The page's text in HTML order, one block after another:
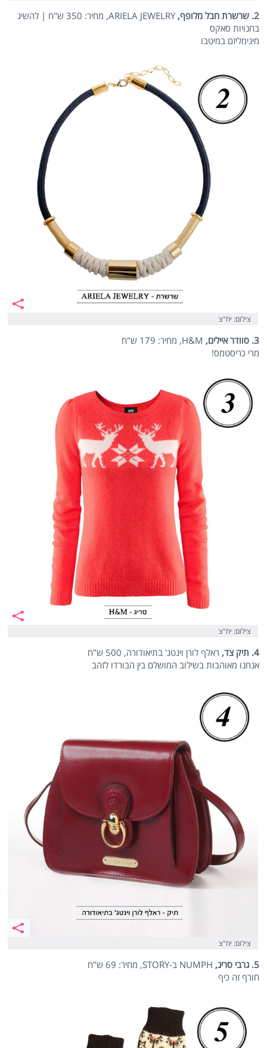
2. שרשרת חבל מלופף,
ARIELA JEWELRY, מחיר: 350 ש"ח | להשיג
בחנויות סאקס
מינימליזם במיטבו
צילום: יח"צ
3. סוודר איילים,
מרי כריסטמס!
צילום: יח"צ
4. תיק צד,
ראלף לורן וינטג' בתיאודורה, 500 ש"ח
אנחנו מאוהבות בשילוב המושלם בין הבורדו לזהב
צילום: יח"צ
5. גרבי סריג,
חורף זה כיף